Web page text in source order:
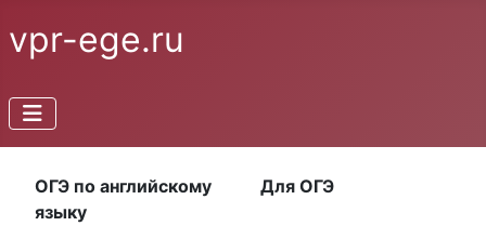
vpr-ege.ru
ОГЭ по английскому
языку
Для ОГЭ